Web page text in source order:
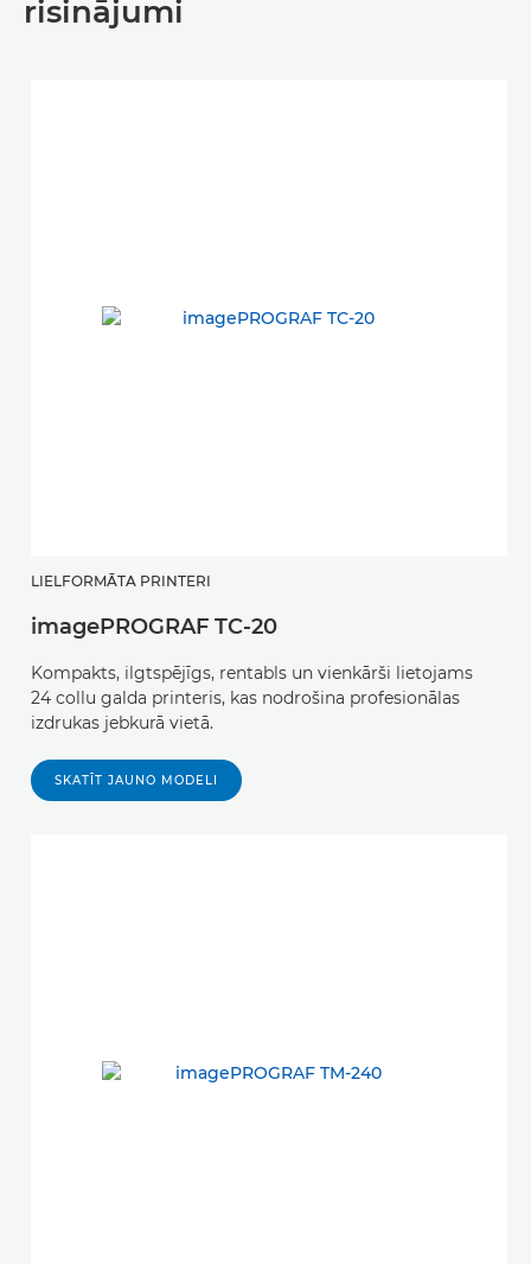
risinājumi
LIELFORMĀTA PRINTERI
imagePROGRAF TC-20
Kompakts, ilgtspējīgs, rentabls un vienkārši lietojams
24 collu galda printeris, kas nodrošina profesionālas
izdrukas jebkurā vietā.
SKATĪT JAUNO MODELI